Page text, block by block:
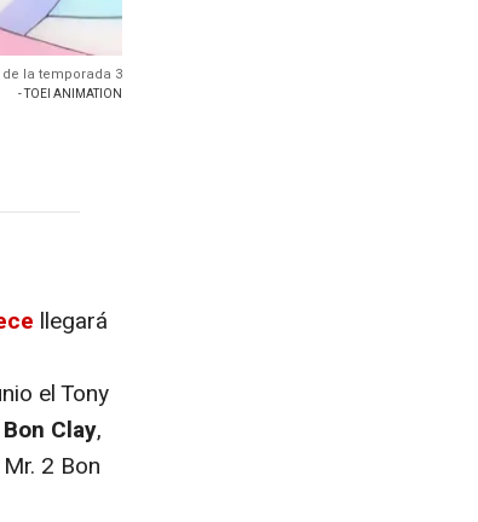
la temporada 3
- TOEI ANIMATION
llegará
el Tony
Bon Clay,
2 Bon